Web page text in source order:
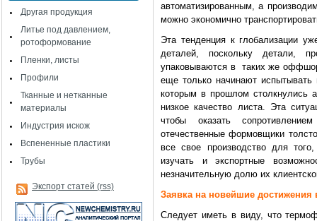
Другая продукция
Литье под давлением,
ротоформование
Пленки, листы
Профили
Тканные и нетканные
материалы
Индустрия искож
Вспененные пластики
Трубы
Экспорт статей (rss)
автоматизированным, а
можно экономично
Эта тенденция к глобализации
деталей, поскольку детали,
упаковываются в таких же
еще только начинают испытывать
которым в прошлом столкнулись
низкое качество листа. Эта
чтобы оказать
отечественные формовщики
все свое производство для
изучать и экспортные
незначительную долю их
Заявка на новейшие
Следует иметь в виду, что